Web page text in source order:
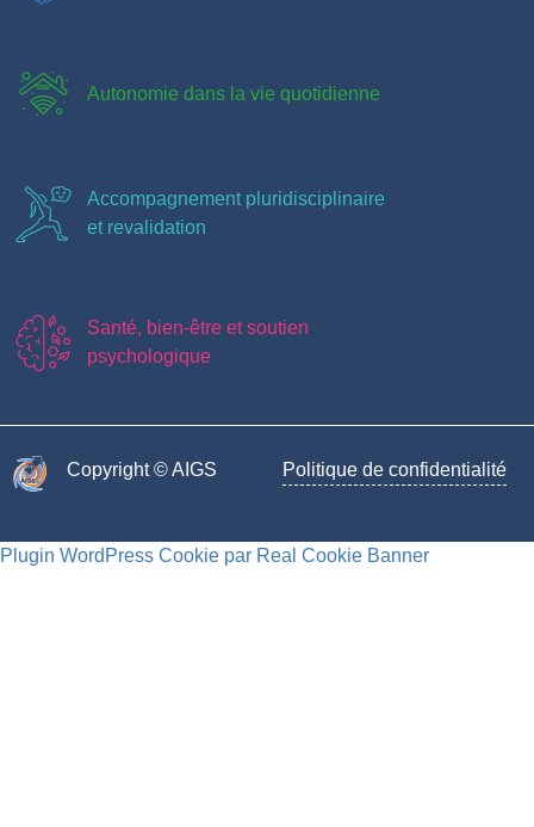
Autonomie dans la vie quotidienne
Accompagnement pluridisciplinaire
et revalidation
Santé, bien-être et soutien
psychologique
Copyright © AIGS​ Politique de confidentialité
Plugin WordPress Cookie par Real Cookie Banner